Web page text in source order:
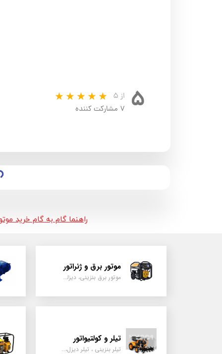
۵
از ۵
۷ مشارکت کننده
راهنما گام به گام خرید
موتور برق و ژنراتور
موتور برق بنزینی، دیزلی ، گازی ، سه گانه سوز
تیلر و کولتیواتور
تیلر بنزینی ، تیلر دیزل، تیلر چهار چرخ، تیلر مزرعه و کشاورزی